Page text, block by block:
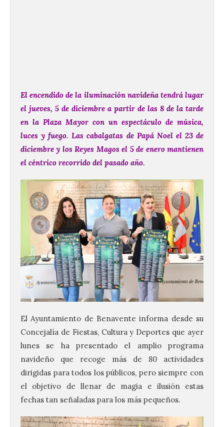
El encendido de la iluminación navideña tendrá lugar
el jueves, 5 de diciembre a partir de las 8 de la tarde
en la Plaza Mayor con un espectáculo de música,
luces y fuego.Las cabalgatas de Papá Noel el 23 de
diciembre y los Reyes Magos el 5 de enero mantienen
el céntrico recorrido del pasado año.
El Ayuntamiento de Benavente informa desde su
Concejalía de Fiestas, Cultura y Deportes que ayer
lunes se ha presentado el amplio programa
navideño que recoge más de 80 actividades
dirigidas para todos los públicos, pero siempre con
el objetivo de llenar de magia e ilusión estas
fechas tan señaladas para los más pequeños.